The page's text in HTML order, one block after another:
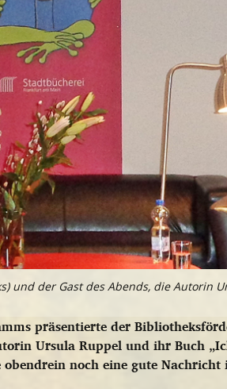
und der Gast des Abends, die Autorin
präsentierte der
Ursula Ruppel und ihr Buch
noch eine gute Nachricht